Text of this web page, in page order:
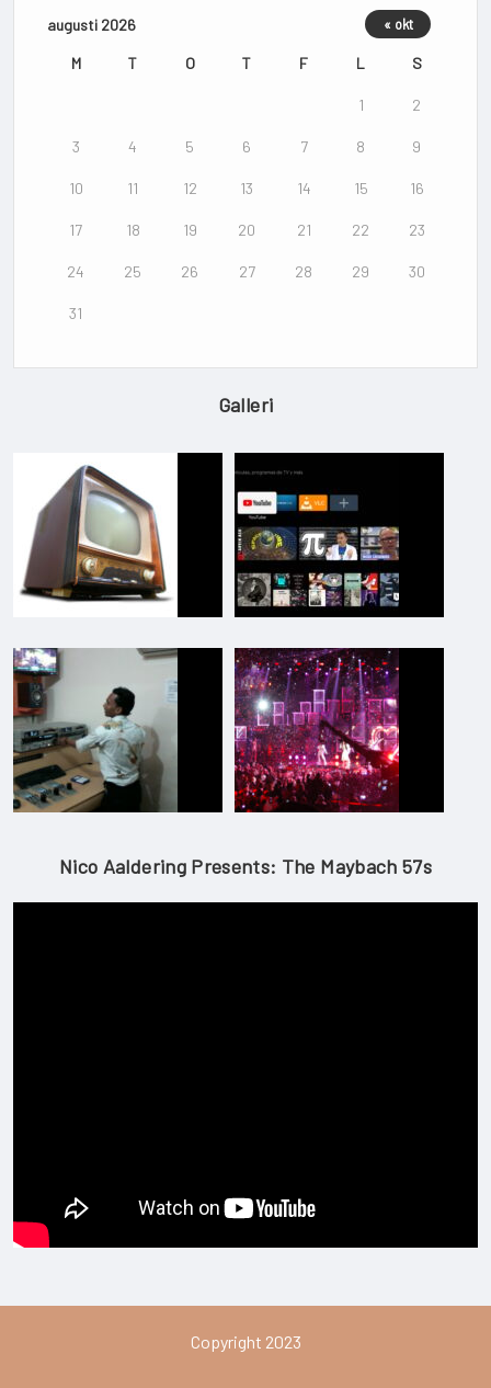
augusti 2026
M T O T F L S
1 2
3 4 5 6 7 8 9
10 11 12 13 14 15 16
17 18 19 20 21 22 23
24 25 26 27 28 29 30
31
« okt
Galleri
Nico Aaldering Presents: The Maybach 57s